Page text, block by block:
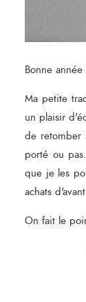
Bonne
Ma petite
un plaisir
de retomber
porté ou
que je les
achats
On fait le